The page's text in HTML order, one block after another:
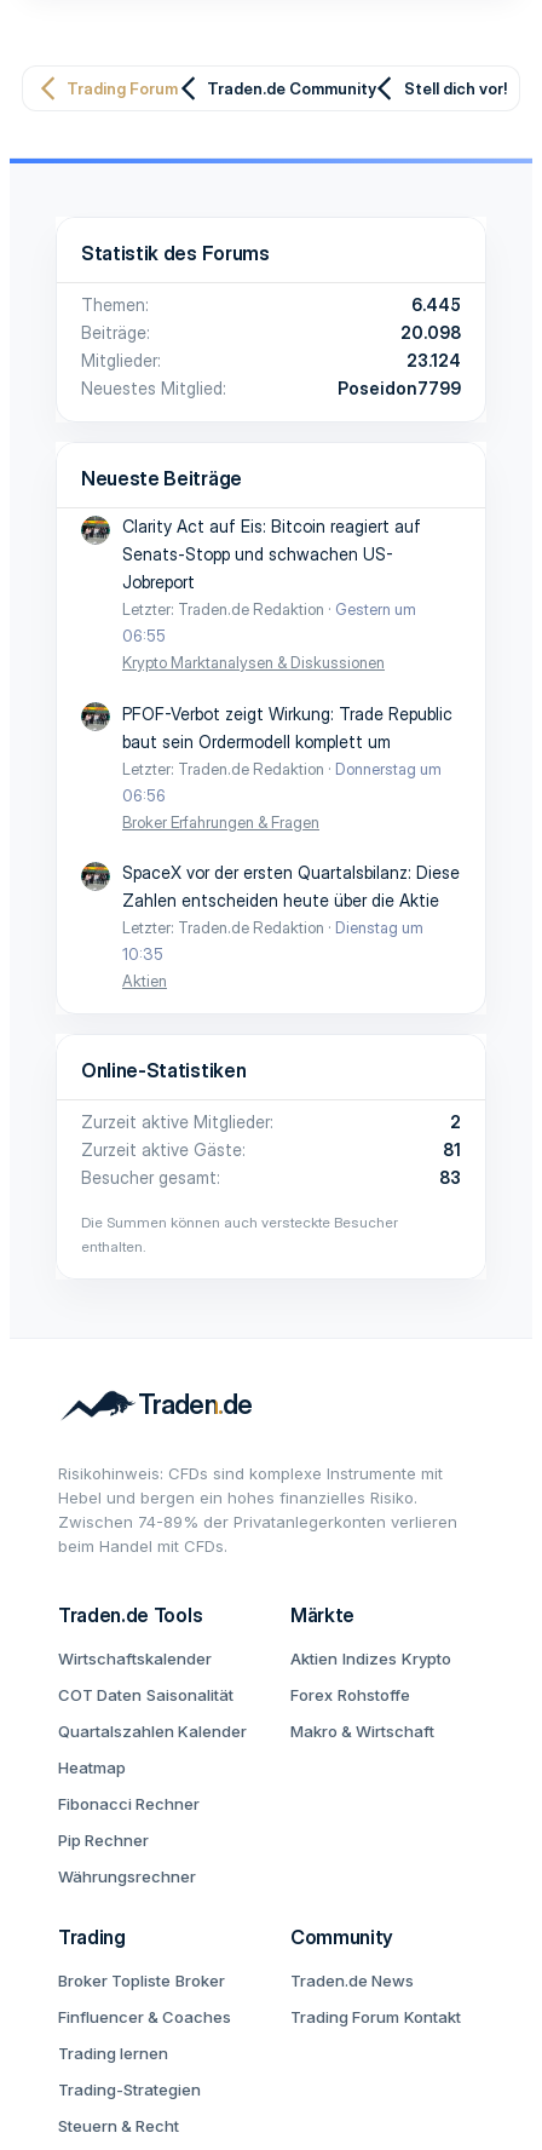
Trading Forum Traden.de Community Stell dich vor!
Statistik des Forums
Themen
6.445
Beiträge
20.098
Mitglieder
23.124
Neuestes Mitglied
Poseidon7799
Neueste Beiträge
Clarity Act auf Eis: Bitcoin reagiert auf
Senats-Stopp und schwachen US-
Jobreport
Letzter: Traden.de Redaktion
Gestern um
06:55
Krypto Marktanalysen & Diskussionen
PFOF-Verbot zeigt Wirkung: Trade Republic
baut sein Ordermodell komplett um
Letzter: Traden.de Redaktion
Donnerstag um
06:56
Broker Erfahrungen & Fragen
SpaceX vor der ersten Quartalsbilanz: Diese
Zahlen entscheiden heute über die Aktie
Letzter: Traden.de Redaktion
Dienstag um
10:35
Aktien
Online-Statistiken
Zurzeit aktive Mitglieder
2
Zurzeit aktive Gäste
81
Besucher gesamt
83
Die Summen können auch versteckte Besucher
enthalten.
Risikohinweis: CFDs sind komplexe Instrumente mit
Hebel und bergen ein hohes finanzielles Risiko.
Zwischen 74-89% der Privatanlegerkonten verlieren
beim Handel mit CFDs.
Traden.de Tools
Wirtschaftskalender
COT Daten Saisonalität
Quartalszahlen Kalender
Heatmap
Fibonacci Rechner
Pip Rechner
Währungsrechner
Märkte
Aktien Indizes Krypto
Forex Rohstoffe
Makro & Wirtschaft
Trading
Broker Topliste Broker
Finfluencer & Coaches
Trading lernen
Trading-Strategien
Steuern & Recht
Community
Traden.de News
Trading Forum Kontakt